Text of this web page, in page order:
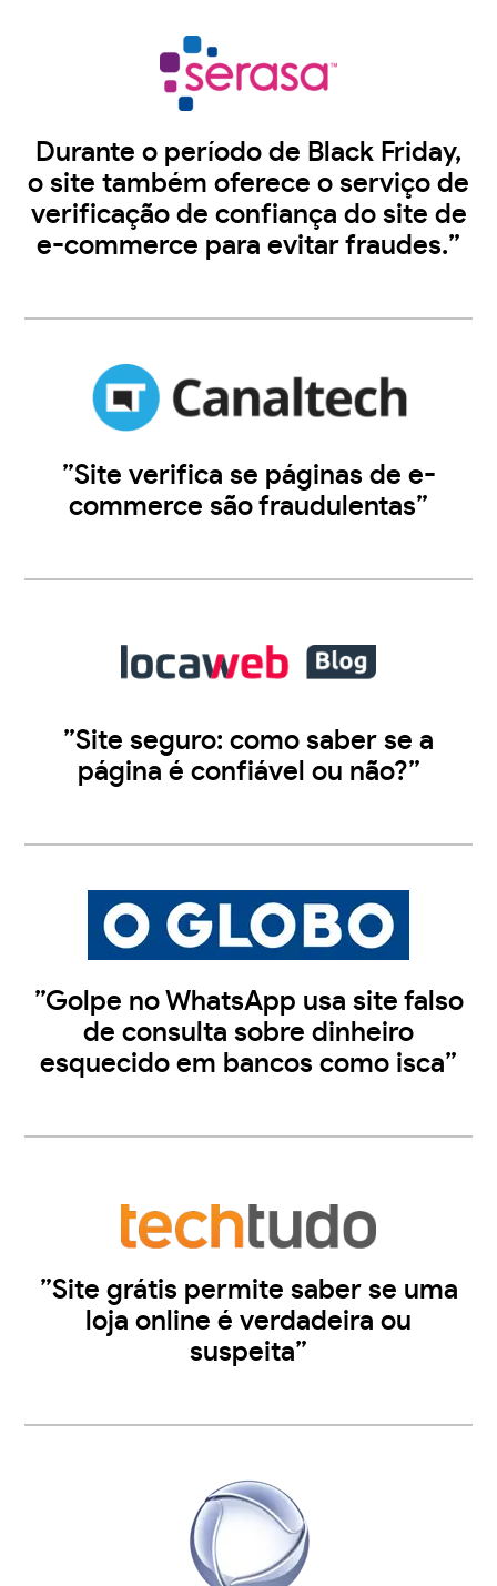
Durante o período de Black Friday,
o site também oferece o serviço de
verificação de confiança do site de
e-commerce para evitar fraudes.”
”Site verifica se páginas de e-
commerce são fraudulentas”
”Site seguro: como saber se a
página é confiável ou não?”
”Golpe no WhatsApp usa site falso
de consulta sobre dinheiro
esquecido em bancos como isca”
”Site grátis permite saber se uma
loja online é verdadeira ou
suspeita”